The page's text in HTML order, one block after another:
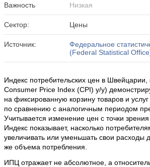
Важность Низкая
Сектор: Цены
Источник:
Федеральное
(Federal Statistical
Индекс потребительских цен в Швейцарии,
Consumer Price Index (CPI) y/y)
на фиксированную корзину товаров и
по сравнению с аналогичным периодом
Учитывается изменение цен с точки зрения
Индекс показывает, насколько
увеличивать или уменьшать свои расходы
же объема потребления.
ИПЦ отражает не абсолютное, а